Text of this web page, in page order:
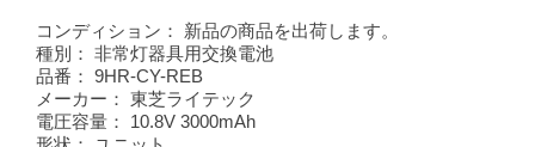
コンディション：
新品の商品を出荷します。
種別：
非常灯器具用交換電池
品番：
9HR-CY-REB
メーカー：
東芝ライテック
電圧容量：
10.8V 3000mAh